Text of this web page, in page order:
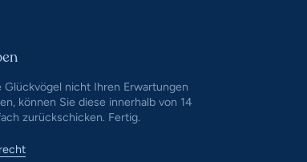
Glückvögel nicht Ihren Erwartungen
können Sie diese innerhalb von 14
zurückschicken. Fertig.